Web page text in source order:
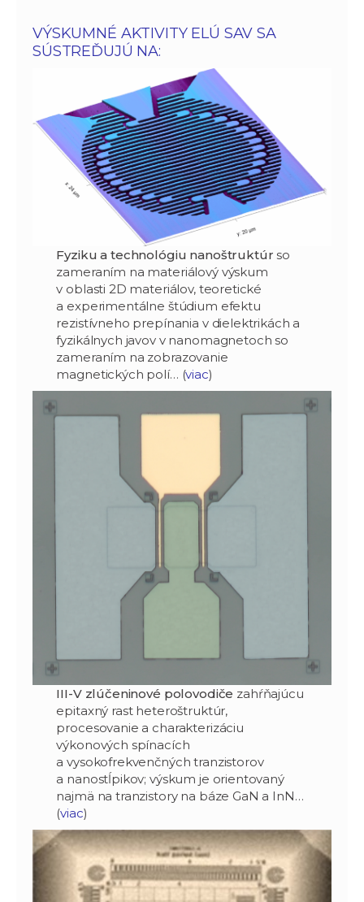
VÝSKUMNÉ AKTIVITY ELÚ SAV SA
SÚSTREĎUJÚ NA:
Fyziku a technológiu nanoštruktúr so
zameraním na materiálový výskum
v oblasti 2D materiálov, teoretické
a experimentálne štúdium efektu
rezistívneho prepínania v dielektrikách a
fyzikálnych javov v nanomagnetoch so
zameraním na zobrazovanie
magnetických polí… (viac)
III-V zlúčeninové polovodiče zahŕňajúcu
epitaxný rast heteroštruktúr,
procesovanie a charakterizáciu
výkonových spínacích
a vysokofrekvenčných tranzistorov
a nanostĺpikov; výskum je orientovaný
najmä na tranzistory na báze GaN a InN…
(viac)